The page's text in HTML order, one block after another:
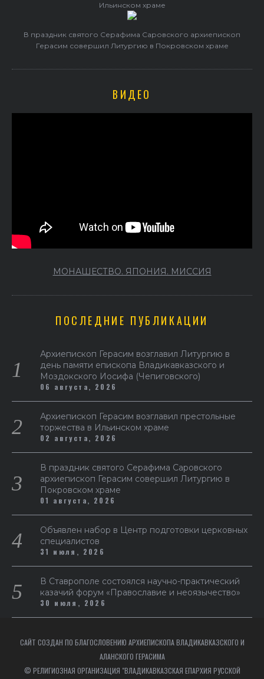
Ильинском храме
В праздник святого Серафима Саровского архиепископ
Герасим совершил Литургию в Покровском храме
ВИДЕО
МОНАШЕСТВО. ЯПОНИЯ. МИССИЯ
ПОСЛЕДНИЕ ПУБЛИКАЦИИ
Архиепископ Герасим возглавил Литургию в
день памяти епископа Владикавказского и
Моздокского Иосифа (Чепиговского)
06 августа, 2026
Архиепископ Герасим возглавил престольные
торжества в Ильинском храме
02 августа, 2026
В праздник святого Серафима Саровского
архиепископ Герасим совершил Литургию в
Покровском храме
01 августа, 2026
Объявлен набор в Центр подготовки церковных
специалистов
31 июля, 2026
В Ставрополе состоялся научно-практический
казачий форум «Православие и неоязычество»
30 июля, 2026
САЙТ СОЗДАН ПО БЛАГОСЛОВЕНИЮ АРХИЕПИСКОПА ВЛАДИКАВКАЗСКОГО И
АЛАНСКОГО ГЕРАСИМА
© РЕЛИГИОЗНАЯ ОРГАНИЗАЦИЯ "ВЛАДИКАВКАЗСКАЯ ЕПАРХИЯ РУССКОЙ